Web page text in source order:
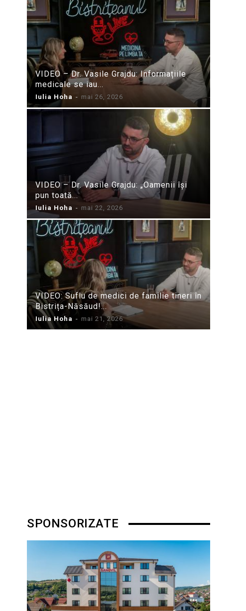
VIDEO – Dr. Vasile Grajdu: Informațiile
medicale se iau...
Iulia Hoha - mai 26, 2026
VIDEO – Dr. Vasile Grajdu: „Oamenii își
pun toată...
Iulia Hoha - mai 22, 2026
VIDEO: Suflu de medici de familie tineri în
Bistrița-Năsăud!...
Iulia Hoha - mai 21, 2026
SPONSORIZATE